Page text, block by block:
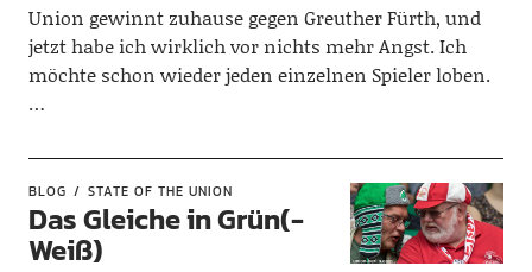
Union gewinnt zuhause gegen Greuther Fürth, und
jetzt habe ich wirklich vor nichts mehr Angst. Ich
möchte schon wieder jeden einzelnen Spieler loben.
…
BLOG STATE OF THE UNION
Das Gleiche in Grün(-
Weiß)